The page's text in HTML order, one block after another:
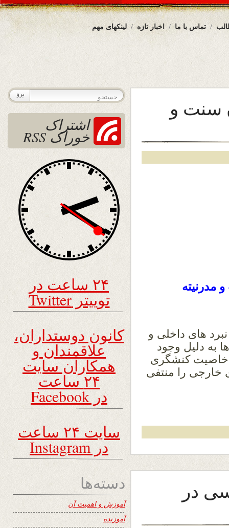
لینکهای مهم اخبار تازه تماس با ما
سنت و
مدرنیته
های داخلی و
به دلیل وجود
خاصیت کنشگری
خارجی را منتفی
در
اشتراک
خوراک RSS
۲۴ ساعت در
توییتر Twitter
کانون دوستداران،
علاقمندان و
همکاران سایت
۲۴ ساعت
در Facebook
سایت ۲۴ ساعت
در Instagram
دسته‌ها
آموزش و اهمیت آن
آموزنده